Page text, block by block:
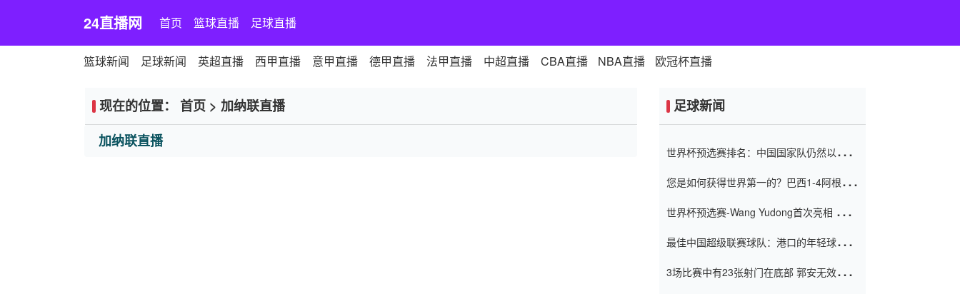
24直播网 首页 篮球直播 足球直播
篮球新闻 足球新闻 英超直播 西甲直播 意甲直播 德甲直播 法甲直播 中超直播 CBA直播 NBA直播 欧冠杯直播
现在的位置： 首页 > 加纳联直播
加纳联直播
足球新闻
世界杯预选赛排名：中国国家队仍然以6分
您是如何获得世界第一的？巴西1-4阿根
世界杯预选赛-Wang Yudong首次亮相 中国
最佳中国超级联赛球队：港口的年轻球员在
（Taishan）
3场比赛中有23张射门在底部 郭安无效传球